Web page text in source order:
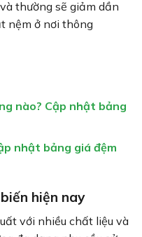
thường sẽ giảm dần
nệm ở nơi thông
nào? Cập nhật bảng
nhật bảng giá đệm
hiện nay
với nhiều chất liệu và